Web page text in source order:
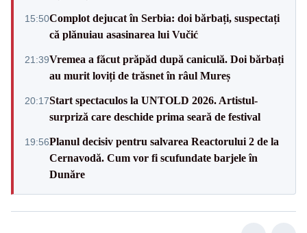
15:50Complot dejucat în Serbia: doi bărbați, suspectați
că plănuiau asasinarea lui Vučić
21:39Vremea a făcut prăpăd după caniculă. Doi bărbați
au murit loviți de trăsnet în râul Mureș
20:17Start spectaculos la UNTOLD 2026. Artistul-
surpriză care deschide prima seară de festival
19:56Planul decisiv pentru salvarea Reactorului 2 de la
Cernavodă. Cum vor fi scufundate barjele în
Dunăre